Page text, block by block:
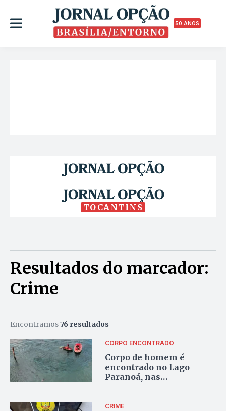
50 ANOS
TOCANTINS
Resultados do marcador:
Crime
Encontramos76 resultados
CORPO ENCONTRADO
Corpo de homem é
encontrado no Lago
Paranoá, nas
CRIME